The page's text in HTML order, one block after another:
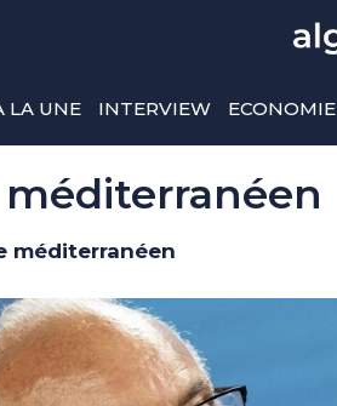
LA UNE INTERVIEW ECONOMIE
méditerranéen